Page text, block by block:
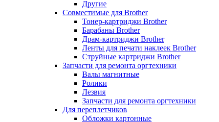
Другие
Совместимые для Brother
Тонер-картриджи Brother
Барабаны Brother
Драм-картриджи Brother
Ленты для печати наклеек Brother
Струйные картриджи Brother
Запчасти для ремонта оргтехники
Валы магнитные
Ролики
Лезвия
Запчасти для ремонта оргтехники
Для переплетчиков
Обложки картонные